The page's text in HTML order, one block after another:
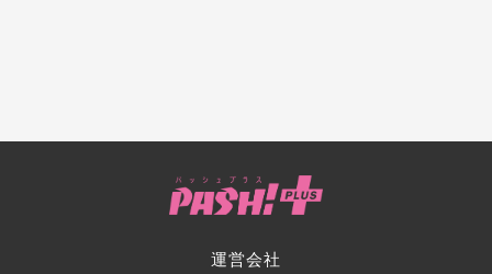
運営会社